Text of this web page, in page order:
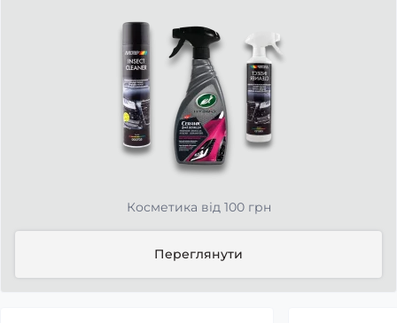
Косметика від 100 грн
Переглянути